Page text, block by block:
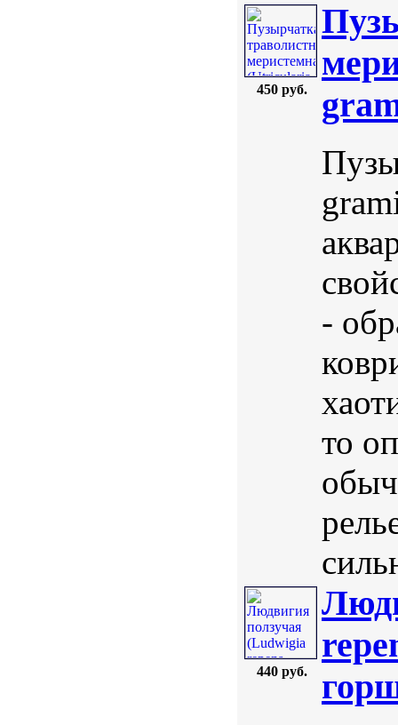
450 руб.
-
то
440 руб.